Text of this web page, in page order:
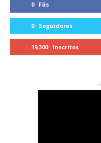
0 Fãs
0 Seguidores
19,300 Inscritos
-